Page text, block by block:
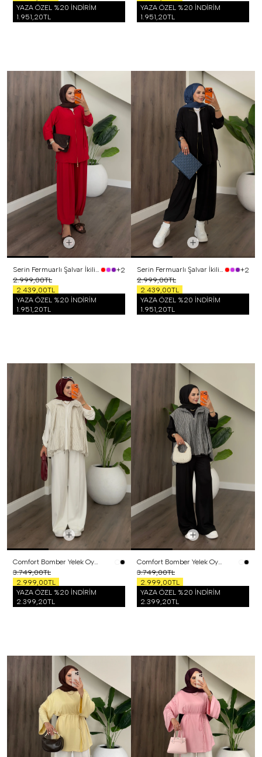
YAZA ÖZEL %20 İNDİRİM
1.951,20TL
YAZA ÖZEL %20 İNDİRİM
1.951,20TL
Serin Fermuarlı Şalvar İkili Takım Kırmızı
+2
2.999,00TL
2.439,00TL
YAZA ÖZEL %20 İNDİRİM
1.951,20TL
Serin Fermuarlı Şalvar İkili Takım Siyah
+2
2.999,00TL
2.439,00TL
YAZA ÖZEL %20 İNDİRİM
1.951,20TL
Comfort Bomber Yelek Oysh Üçlü Takım Beyaz
3.749,00TL
2.999,00TL
YAZA ÖZEL %20 İNDİRİM
2.399,20TL
Comfort Bomber Yelek Oysh Üçlü Takım Siyah
3.749,00TL
2.999,00TL
YAZA ÖZEL %20 İNDİRİM
2.399,20TL